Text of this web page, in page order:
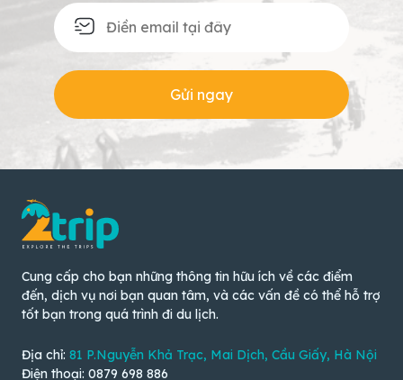
Gửi ngay
Cung cấp cho bạn những thông tin hữu ích về các điểm
đến, dịch vụ nơi bạn quan tâm, và các vấn đề có thể hỗ trợ
tốt bạn trong quá trình đi du lịch.
Địa chỉ: 81 P.Nguyễn Khả Trạc, Mai Dịch, Cầu Giấy, Hà Nội
Điện thoại: 0879 698 886